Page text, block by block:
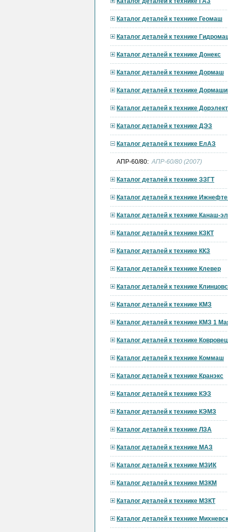
Каталог деталей к технике Геомаш
Каталог деталей к технике
Каталог деталей к технике Донекс
Каталог деталей к технике Дормаш
Каталог деталей к технике
Каталог деталей к технике
Каталог деталей к технике ДЭЗ
Каталог деталей к технике ЕлАЗ
АПР-60/80:АПР-60/80 (2007)
Каталог деталей к технике ЗЗГТ
Каталог деталей к технике
Каталог деталей к технике Канаш-
Каталог деталей к технике КЗКТ
Каталог деталей к технике ККЗ
Каталог деталей к технике Клевер
Каталог деталей к технике
Каталог деталей к технике КМЗ
Каталог деталей к технике КМЗ 1
Каталог деталей к технике Ковровец
Каталог деталей к технике Коммаш
Каталог деталей к технике Кранэкс
Каталог деталей к технике КЭЗ
Каталог деталей к технике КЭМЗ
Каталог деталей к технике ЛЗА
Каталог деталей к технике МАЗ
Каталог деталей к технике МЗИК
Каталог деталей к технике МЗКМ
Каталог деталей к технике МЗКТ
Каталог деталей к технике